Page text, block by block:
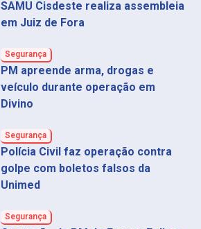
SAMU Cisdeste realiza assembleia
em Juiz de Fora
Segurança
PM apreende arma, drogas e
veículo durante operação em
Divino
Segurança
Polícia Civil faz operação contra
golpe com boletos falsos da
Unimed
Segurança